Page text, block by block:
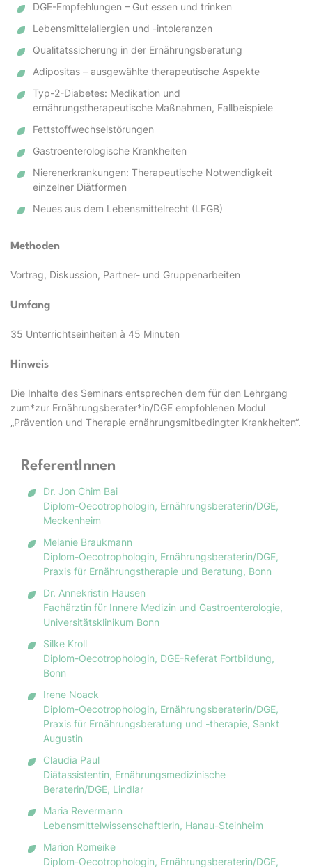
DGE-Empfehlungen – Gut essen und trinken
Lebensmittelallergien und -intoleranzen
Qualitätssicherung in der Ernährungsberatung
Adipositas – ausgewählte therapeutische Aspekte
Typ-2-Diabetes: Medikation und
ernährungstherapeutische Maßnahmen, Fallbeispiele
Fettstoffwechselstörungen
Gastroenterologische Krankheiten
Nierenerkrankungen: Therapeutische Notwendigkeit
einzelner Diätformen
Neues aus dem Lebensmittelrecht (LFGB)
Methoden
Vortrag, Diskussion, Partner- und Gruppenarbeiten
Umfang
35 Unterrichtseinheiten à 45 Minuten
Hinweis
Die Inhalte des Seminars entsprechen dem für den Lehrgang
zum*zur Ernährungsberater*in/DGE empfohlenen Modul
„Prävention und Therapie ernährungsmitbedingter Krankheiten“.
ReferentInnen
Dr. Jon Chim Bai
Diplom-Oecotrophologin, Ernährungsberaterin/DGE,
Meckenheim
Melanie Braukmann
Diplom-Oecotrophologin, Ernährungsberaterin/DGE,
Praxis für Ernährungstherapie und Beratung, Bonn
Dr. Annekristin Hausen
Fachärztin für Innere Medizin und Gastroenterologie,
Universitätsklinikum Bonn
Silke Kroll
Diplom-Oecotrophologin, DGE-Referat Fortbildung,
Bonn
Irene Noack
Diplom-Oecotrophologin, Ernährungsberaterin/DGE,
Praxis für Ernährungsberatung und -therapie, Sankt
Augustin
Claudia Paul
Diätassistentin, Ernährungsmedizinische
Beraterin/DGE, Lindlar
Maria Revermann
Lebensmittelwissenschaftlerin, Hanau-Steinheim
Marion Romeike
Diplom-Oecotrophologin, Ernährungsberaterin/DGE,